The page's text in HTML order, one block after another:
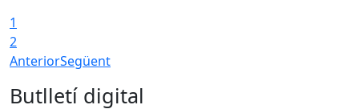
1
2
AnteriorSegüent
Butlletí digital